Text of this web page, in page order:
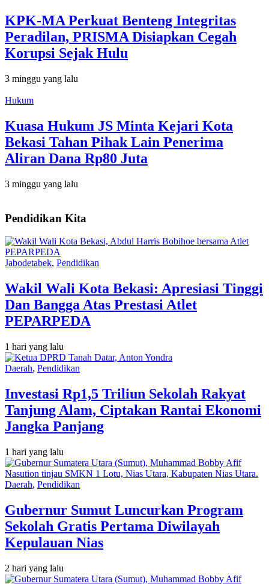
KPK-MA Perkuat Benteng Integritas
Peradilan, PRISMA Disiapkan Cegah
Korupsi Sejak Hulu
3 minggu yang lalu
Hukum
Kuasa Hukum JS Minta Kejari Kota
Bekasi Tahan Pihak Lain Penerima
Aliran Dana Rp80 Juta
3 minggu yang lalu
Pendidikan Kita
Jabodetabek, Pendidikan
Wakil Wali Kota Bekasi: Apresiasi Tinggi
Dan Bangga Atas Prestasi Atlet
PEPARPEDA
1 hari yang lalu
Daerah, Pendidikan
Investasi Rp1,5 Triliun Sekolah Rakyat
Tanjung Alam, Ciptakan Rantai Ekonomi
Jangka Panjang
1 hari yang lalu
Daerah, Pendidikan
Gubernur Sumut Luncurkan Program
Sekolah Gratis Pertama Diwilayah
Kepulauan Nias
2 hari yang lalu